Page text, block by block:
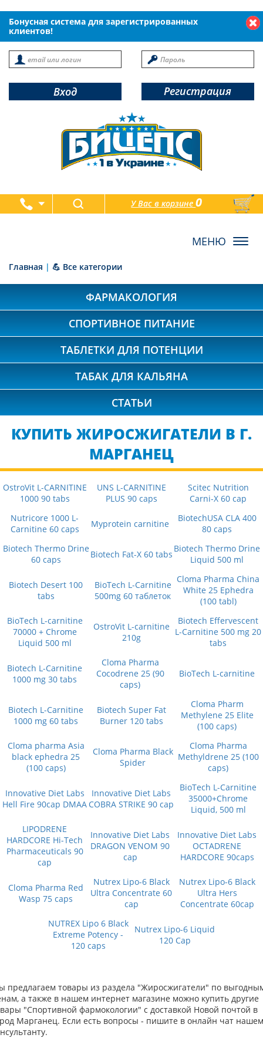
Бонусная система для зарегистрированных
клиентов!
Вход Регистрация
У Вас в корзине0
товаров
Главная | 💪 Все категории
ФАРМАКОЛОГИЯ
СПОРТИВНОЕ ПИТАНИЕ
ТАБЛЕТКИ ДЛЯ ПОТЕНЦИИ
ТАБАК ДЛЯ КАЛЬЯНА
СТАТЬИ
КУПИТЬ ЖИРОСЖИГАТЕЛИ В Г.
МАРГАНЕЦ
OstroVit L-CARNITINE
1000 90 tabs
UNS L-CARNITINE
PLUS 90 caps
Scitec Nutrition
Carni-X 60 cap
Nutricore 1000 L-
Carnitine 60 caps
Myprotein carnitine
BiotechUSA CLA 400
80 caps
Biotech Thermo Drine
60 caps
Biotech Fat-X 60 tabs Biotech Thermo Drine
Liquid 500 ml
Biotech Desert 100
tabs
BioTech L-Carnitine
500mg 60 таблеток
Cloma Pharma China
White 25 Ephedra
(100 tabl)
BioTech L-carnitine
70000 + Chrome
Liquid 500 ml
OstroVit L-carnitine
210g
Biotech Effervescent
L-Carnitine 500 mg 20
tabs
Biotech L-Carnitine
1000 mg 30 tabs
Cloma Pharma
Cocodrene 25 (90
caps)
BioTech L-carnitine
Biotech L-Carnitine
1000 mg 60 tabs
Biotech Super Fat
Burner 120 tabs
Cloma Pharm
Methylene 25 Elite
(100 caps)
Cloma pharma Asia
black ephedra 25
(100 caps)
Cloma Pharma Black
Spider
Cloma Pharma
Methyldrene 25 (100
caps)
Innovative Diet Labs
Hell Fire 90cap DMAA
Innovative Diet Labs
COBRA STRIKE 90 cap
BioTech L-Carnitine
35000+Chrome
Liquid, 500 ml
LIPODRENE
HARDCORE Hi-Tech
Pharmaceuticals 90
cap
Innovative Diet Labs
DRAGON VENOM 90
cap
Innovative Diet Labs
OCTADRENE
HARDCORE 90caps
Cloma Pharma Red
Wasp 75 caps
Nutrex Lipo-6 Black
Ultra Concentrate 60
cap
Nutrex Lipo-6 Black
Ultra Hers
Concentrate 60cap
NUTREX Lipo 6 Black
Extreme Potency -
120 caps
Nutrex Lipo-6 Liquid
120 Cap
предлагаем товары из раздела "Жиросжигатели" по
а также в нашем интернет магазине можно купить другие
"Спортивной фармокологии" с доставкой Новой почтой в
Марганец. Если есть вопросы - пишите в онлайн чат